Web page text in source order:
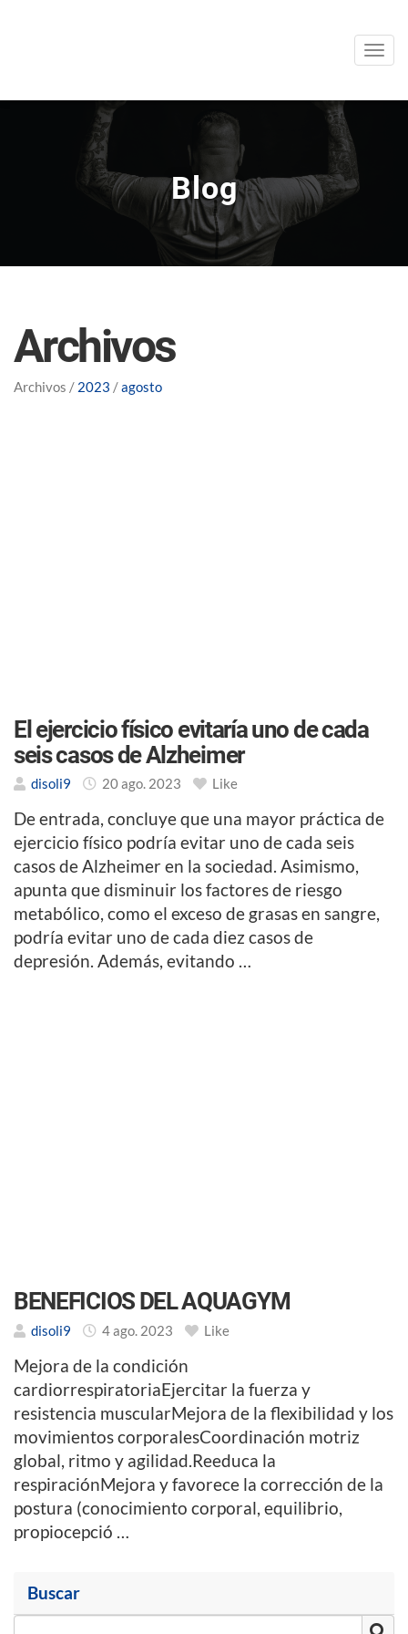
Blog
Archivos
Archivos / 2023 /agosto
El ejercicio físico evitaría uno de cada
seis casos de Alzheimer
disoli9 20 ago. 2023 Like
De entrada, concluye que una mayor práctica de
ejercicio físico podría evitar uno de cada seis
casos de Alzheimer en la sociedad. Asimismo,
apunta que disminuir los factores de riesgo
metabólico, como el exceso de grasas en sangre,
podría evitar uno de cada diez casos de
depresión. Además, evitando …
BENEFICIOS DEL AQUAGYM
disoli9 4 ago. 2023 Like
Mejora de la condición
cardiorrespiratoriaEjercitar la fuerza y
resistencia muscularMejora de la flexibilidad y los
movimientos corporalesCoordinación motriz
global, ritmo y agilidad.Reeduca la
respiraciónMejora y favorece la corrección de la
postura (conocimiento corporal, equilibrio,
propiocepció …
Buscar